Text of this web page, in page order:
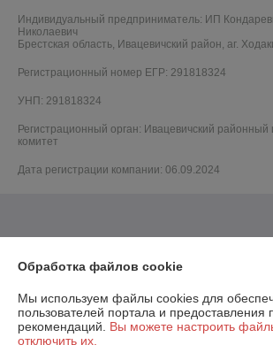
Индивидуальный предприниматель: ИП
Николаевич
Брестская область, Ивацевичский район, аг.
Регистрационный номер ЕГР: 291818324
УНП: 291818324
Регистрационный орган: Ивацевичский
комитет
Дата регистрации компании: 06.09.2024
Обработка файлов cookie
Мы используем файлы cookies для
пользователей портала и предоставления
рекомендаций. Вы можете настроить
отключить их.